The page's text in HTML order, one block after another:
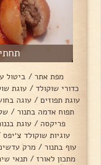
מפת אתר / ביטול
כדורי שוקולד / עוגת
עוגת תפוזים / עוגה
תפוח אדמה בתנור /
פריקסה / עוגת
עוגיות שוקולד צ׳יפס
עוף בתנור / מרק
מתכון לאורז / תנאי